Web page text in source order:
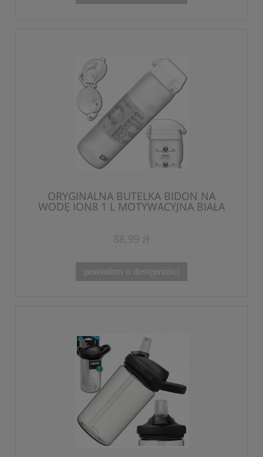
ORYGINALNA BUTELKA BIDON NA
WODĘ ION8 1 L MOTYWACYJNA BIAŁA
88,99 zł
powiadom o dostępności